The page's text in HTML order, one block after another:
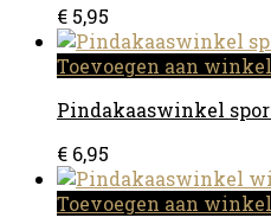
€ 5,95
Toevoegen aan
Pindakaaswinkel
€ 6,95
Toevoegen aan